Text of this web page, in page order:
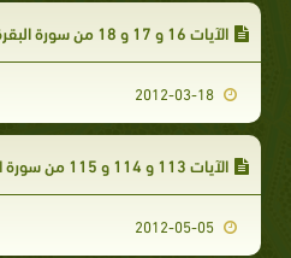
الآيات 16 و 17 و 18 من سورة البقرة
الآيات 113 و 114 و 115 من سورة البقرة